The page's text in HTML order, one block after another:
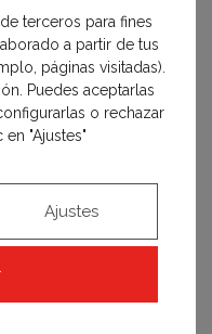
Jordi Canosa
terceros para fines
a partir de tus
páginas visitadas).
Puedes aceptarlas
o rechazar
"Ajustes"
Ajustes